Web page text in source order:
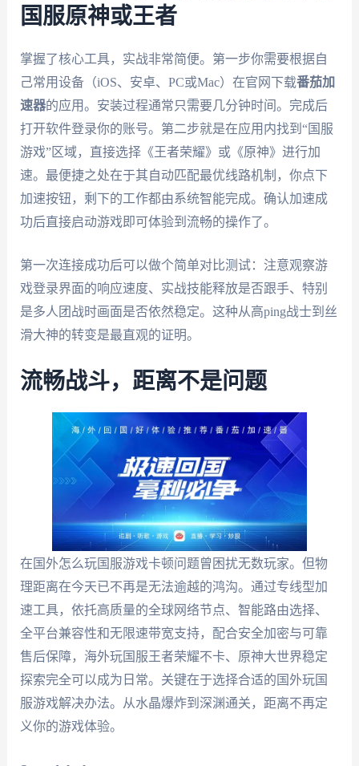
国服原神或王者
掌握了核心工具，实战非常简便。第一步你需要根据自
己常用设备（iOS、安卓、PC或Mac）在官网下载番茄加
速器的应用。安装过程通常只需要几分钟时间。完成后
打开软件登录你的账号。第二步就是在应用内找到“国服
游戏”区域，直接选择《王者荣耀》或《原神》进行加
速。最便捷之处在于其自动匹配最优线路机制，你点下
加速按钮，剩下的工作都由系统智能完成。确认加速成
功后直接启动游戏即可体验到流畅的操作了。
第一次连接成功后可以做个简单对比测试：注意观察游
戏登录界面的响应速度、实战技能释放是否跟手、特别
是多人团战时画面是否依然稳定。这种从高ping战士到丝
滑大神的转变是最直观的证明。
流畅战斗，距离不是问题
在国外怎么玩国服游戏卡顿问题曾困扰无数玩家。但物
理距离在今天已不再是无法逾越的鸿沟。通过专线型加
速工具，依托高质量的全球网络节点、智能路由选择、
全平台兼容性和无限速带宽支持，配合安全加密与可靠
售后保障，海外玩国服王者荣耀不卡、原神大世界稳定
探索完全可以成为日常。关键在于选择合适的国外玩国
服游戏解决办法。从水晶爆炸到深渊通关，距离不再定
义你的游戏体验。